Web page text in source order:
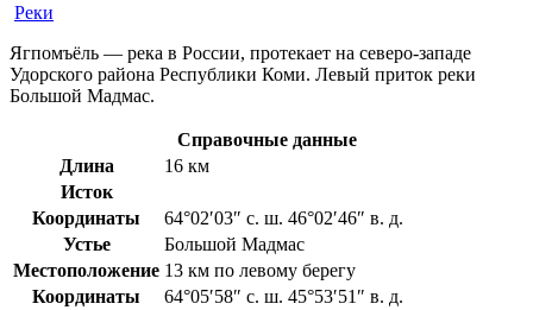
Реки
Ягпомъёль — река в России, протекает на северо-западе
Удорского района Республики Коми. Левый приток реки
Большой Мадмас.
Справочные данные
Длина
16 км
Исток
Координаты
64°02′03″ с. ш. 46°02′46″ в. д.
Устье
Большой Мадмас
Местоположение 13 км по левому берегу
Координаты
64°05′58″ с. ш. 45°53′51″ в. д.